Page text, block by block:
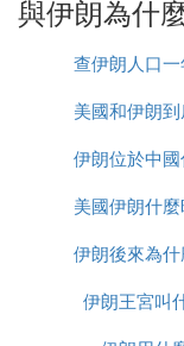
伊朗伊斯蘭議會
經議會審議通過
定和重大合同也
4. 伊朗總統
的區別
一個是接班人，
與伊朗為什
查伊朗人口
入多
美國和伊朗
候打
伊朗位於中
美國伊朗什
伊朗後來為
名
伊朗王宮叫